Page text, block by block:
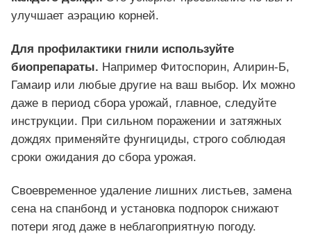
улучшает аэрацию корней.
Для профилактики гнили используйте
биопрепараты. Например Фитоспорин, Алирин-Б,
Гамаир или любые другие на ваш выбор. Их можно
даже в период сбора урожай, главное, следуйте
инструкции. При сильном поражении и затяжных
дождях применяйте фунгициды, строго соблюдая
сроки ожидания до сбора урожая.
Своевременное удаление лишних листьев, замена
сена на спанбонд и установка подпорок снижают
потери ягод даже в неблагоприятную погоду.